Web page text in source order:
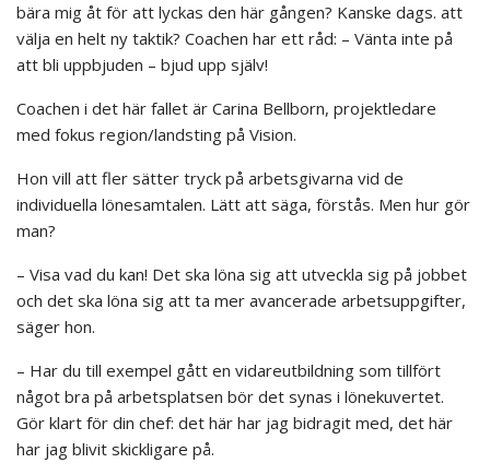
bära mig åt för att lyckas den här gången? Kanske dags. att
välja en helt ny taktik? Coachen har ett råd: – Vänta inte på
att bli uppbjuden – bjud upp själv!
Coachen i det här fallet är Carina Bellborn, projektledare
med fokus region/landsting på Vision.
Hon vill att fler sätter tryck på arbetsgivarna vid de
individuella lönesamtalen. Lätt att säga, förstås. Men hur gör
man?
– Visa vad du kan! Det ska löna sig att utveckla sig på jobbet
och det ska löna sig att ta mer avancerade arbetsuppgifter,
säger hon.
– Har du till exempel gått en vidareutbildning som tillfört
något bra på arbetsplatsen bör det synas i lönekuvertet.
Gör klart för din chef: det här har jag bidragit med, det här
har jag blivit skickligare på.